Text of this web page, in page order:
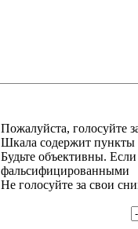
Пожалуйста, голосуйте
Шкала содержит пункты
Будьте объективны.
фальсифицированными
Не голосуйте за свои